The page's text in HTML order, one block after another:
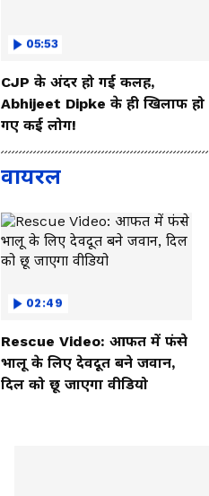
05:53
CJP के अंदर हो गई कलह,
Abhijeet Dipke के ही खिलाफ हो
गए कई लोग!
वायरल
02:49
Rescue Video: आफत में फंसे
भालू के लिए देवदूत बने जवान,
दिल को छू जाएगा वीडियो